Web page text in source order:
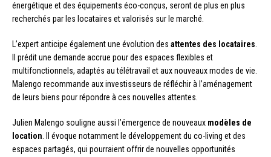
énergétique et des équipements éco-conçus, seront de plus en plus
recherchés par les locataires et valorisés sur le marché.
L’expert anticipe également une évolution des attentes des locataires.
Il prédit une demande accrue pour des espaces flexibles et
multifonctionnels, adaptés au télétravail et aux nouveaux modes de vie.
Malengo recommande aux investisseurs de réfléchir à l’aménagement
de leurs biens pour répondre à ces nouvelles attentes.
Julien Malengo souligne aussi l’émergence de nouveaux modèles de
location. Il évoque notamment le développement du co-living et des
espaces partagés, qui pourraient offrir de nouvelles opportunités